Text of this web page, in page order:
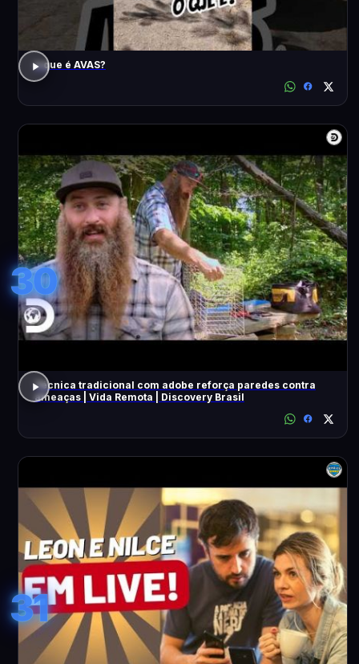
o que é AVAS?
30
Técnica tradicional com adobe reforça paredes contra
ameaças | Vida Remota | Discovery Brasil
31